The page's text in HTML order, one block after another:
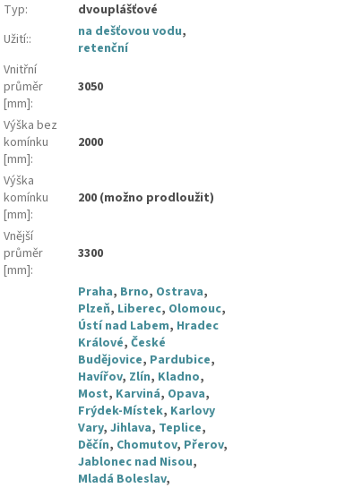
Typ:
dvouplášťové
Užití:: na dešťovou vodu,
retenční
Vnitřní
průměr
[mm]:
3050
Výška bez
komínku
[mm]:
2000
Výška
komínku
[mm]:
200 (možno prodloužit)
Vnější
průměr
[mm]:
3300
Praha, Brno, Ostrava,
Plzeň, Liberec, Olomouc,
Ústí nad Labem, Hradec
Králové,České
Budějovice, Pardubice,
Havířov, Zlín, Kladno,
Most, Karviná, Opava,
Frýdek-Místek, Karlovy
Vary,Jihlava, Teplice,
Děčín, Chomutov, Přerov,
Jablonec nad Nisou,
Mladá Boleslav,